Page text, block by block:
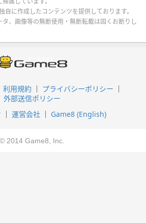
に作成したコンテンツを提供しております。
、画像等の無断使用・無断転載は固くお断りし
利用規約
プライバシーポリシー
外部送信ポリシー
運営会社 Game8 (English)
© 2014 Game8, Inc.